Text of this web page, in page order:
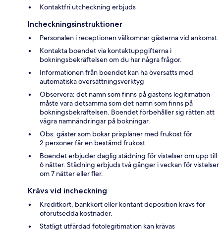
Kontaktfri utcheckning erbjuds
Incheckningsinstruktioner
Personalen i receptionen välkomnar gästerna vid ankomst.
Kontakta boendet via kontaktuppgifterna i
bokningsbekräftelsen om du har några frågor.
Informationen från boendet kan ha översatts med
automatiska översättningsverktyg
Observera: det namn som finns på gästens legitimation
måste vara detsamma som det namn som finns på
bokningsbekräftelsen. Boendet förbehåller sig rätten att
vägra namnändringar på bokningar.
Obs: gäster som bokar prisplaner med frukost för
2 personer får en bestämd frukost.
Boendet erbjuder daglig städning för vistelser om upp till
6 nätter. Städning erbjuds två gånger i veckan för vistelser
om 7 nätter eller fler.
Krävs vid incheckning
Kreditkort, bankkort eller kontant deposition krävs för
oförutsedda kostnader.
Statligt utfärdad fotolegitimation kan krävas